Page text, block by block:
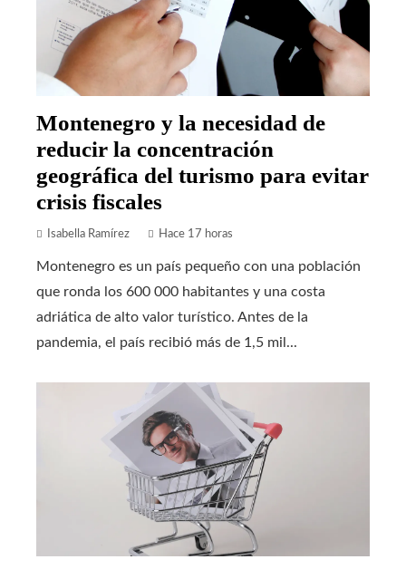
Montenegro y la necesidad de
reducir la concentración
geográfica del turismo para evitar
crisis fiscales
Isabella Ramírez Hace 17 horas
Montenegro es un país pequeño con una población
que ronda los 600 000 habitantes y una costa
adriática de alto valor turístico. Antes de la
pandemia, el país recibió más de 1,5 mil...